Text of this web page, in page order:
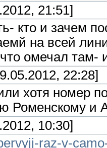
21:51]
кто и зачем
на всей
омечал там-
22:28]
хотя номер
Роменскому и
10:30]
raz-v-